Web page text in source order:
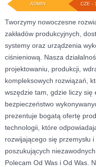
CZE -
ADMIN
Tworzymy nowoczesne
zakładów produkcyjnych,
systemy oraz urządzenia
ciśnieniową. Nasza
projektowaniu, produkcji,
kompleksowych rozwiązań,
wszędzie tam, gdzie liczy
bezpieczeństwo
prezentuje bogatą ofertę
technologii, które
rozwijającego się przemysłu
poszukujących
Polecam Od Was i Od Was.